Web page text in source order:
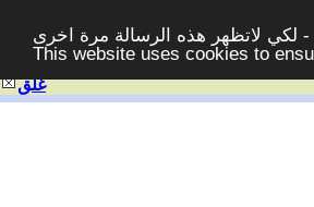
لكي لاتظهر هذه الرسالة مرة اخرى -
This website uses cookies to
غلق